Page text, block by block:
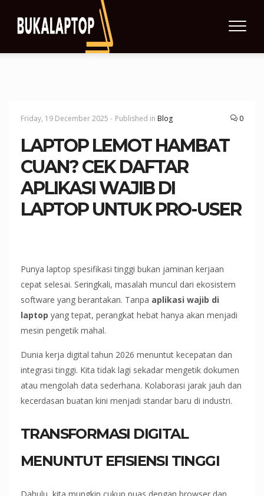
Friday, 19 December 2025 - Published in Blog 0
LAPTOP LEMOT HAMBAT
CUAN? CEK DAFTAR
APLIKASI WAJIB DI
LAPTOP UNTUK PRO-USER
Punya laptop spesifikasi tinggi bukan jaminan kerjaan
cepat selesai. Seringkali, masalah muncul dari ekosistem
software yang berantakan. Tanpa aplikasi wajib di
laptop yang tepat, perangkat hebat hanya akan menjadi
mesin pengetik mahal.
Dunia kerja digital tahun 2026 menuntut kecepatan dan
integrasi tinggi. Kita tidak lagi sekadar mengetik dokumen
atau mengolah data sederhana. Kolaborasi jarak jauh dan
kecerdasan buatan kini menjadi standar baru di industri.
TRANSFORMASI DIGITAL
MENUNTUT EFISIENSI TINGGI